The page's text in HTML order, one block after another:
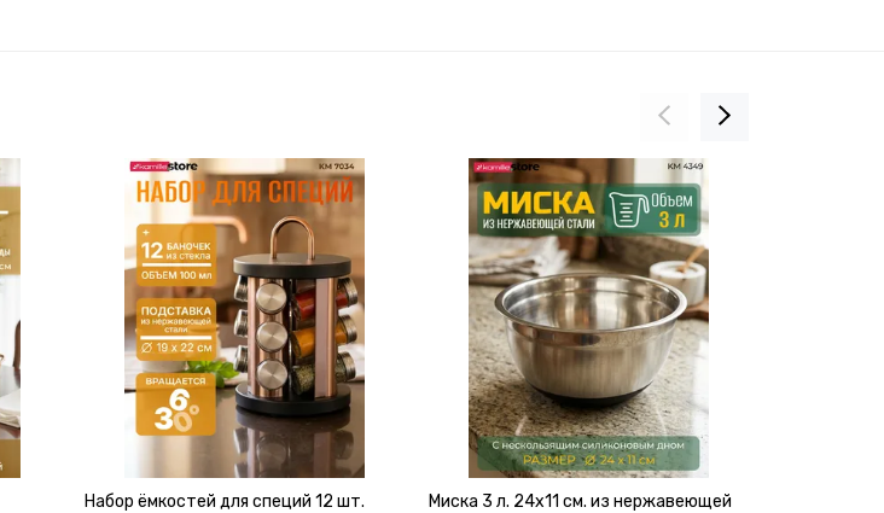
Набор ёмкостей для специй 12 шт.
Миска 3 л. 24х11 см. из нержавеющей